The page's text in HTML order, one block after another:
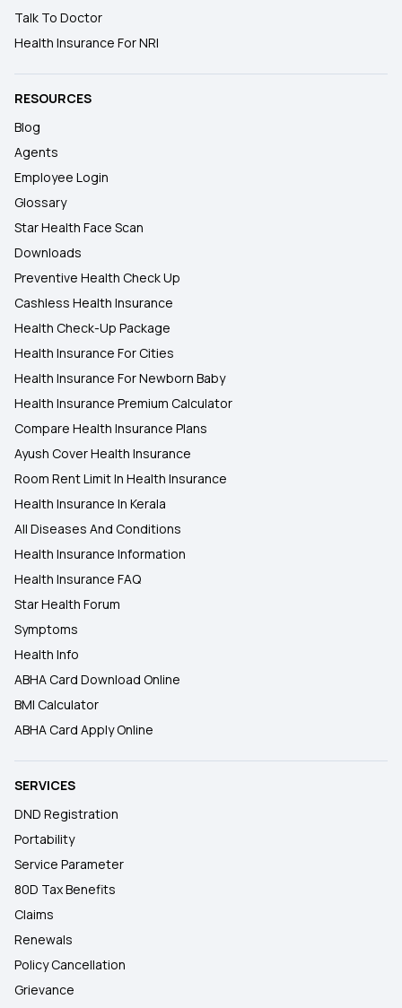
Talk To Doctor
Health Insurance For NRI
RESOURCES
Blog
Agents
Employee Login
Glossary
Star Health Face Scan
Downloads
Preventive Health Check Up
Cashless Health Insurance
Health Check-Up Package
Health Insurance For Cities
Health Insurance For Newborn Baby
Health Insurance Premium Calculator
Compare Health Insurance Plans
Ayush Cover Health Insurance
Room Rent Limit In Health Insurance
Health Insurance In Kerala
All Diseases And Conditions
Health Insurance Information
Health Insurance FAQ
Star Health Forum
Symptoms
Health Info
ABHA Card Download Online
BMI Calculator
ABHA Card Apply Online
SERVICES
DND Registration
Portability
Service Parameter
80D Tax Benefits
Claims
Renewals
Policy Cancellation
Grievance